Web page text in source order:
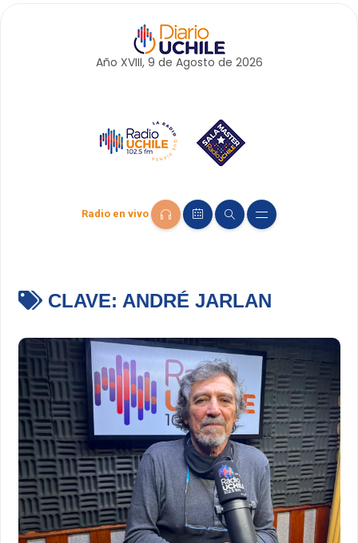
Año XVIII, 9 de Agosto de 2026
Radio en vivo
CLAVE: ANDRÉ JARLAN